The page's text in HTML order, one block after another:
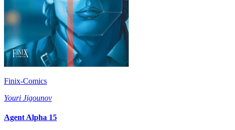
Finix-Comics
Youri Jigounov
Agent Alpha 15